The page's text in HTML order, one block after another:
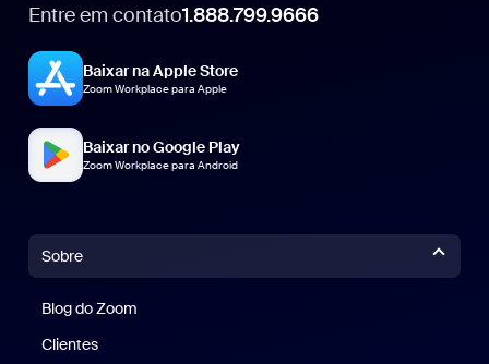
Entre em contato1.888.799.9666
Baixar na Apple Store
Zoom Workplace para Apple
Baixar no Google Play
Zoom Workplace para Android
Sobre
Blog do Zoom
Clientes